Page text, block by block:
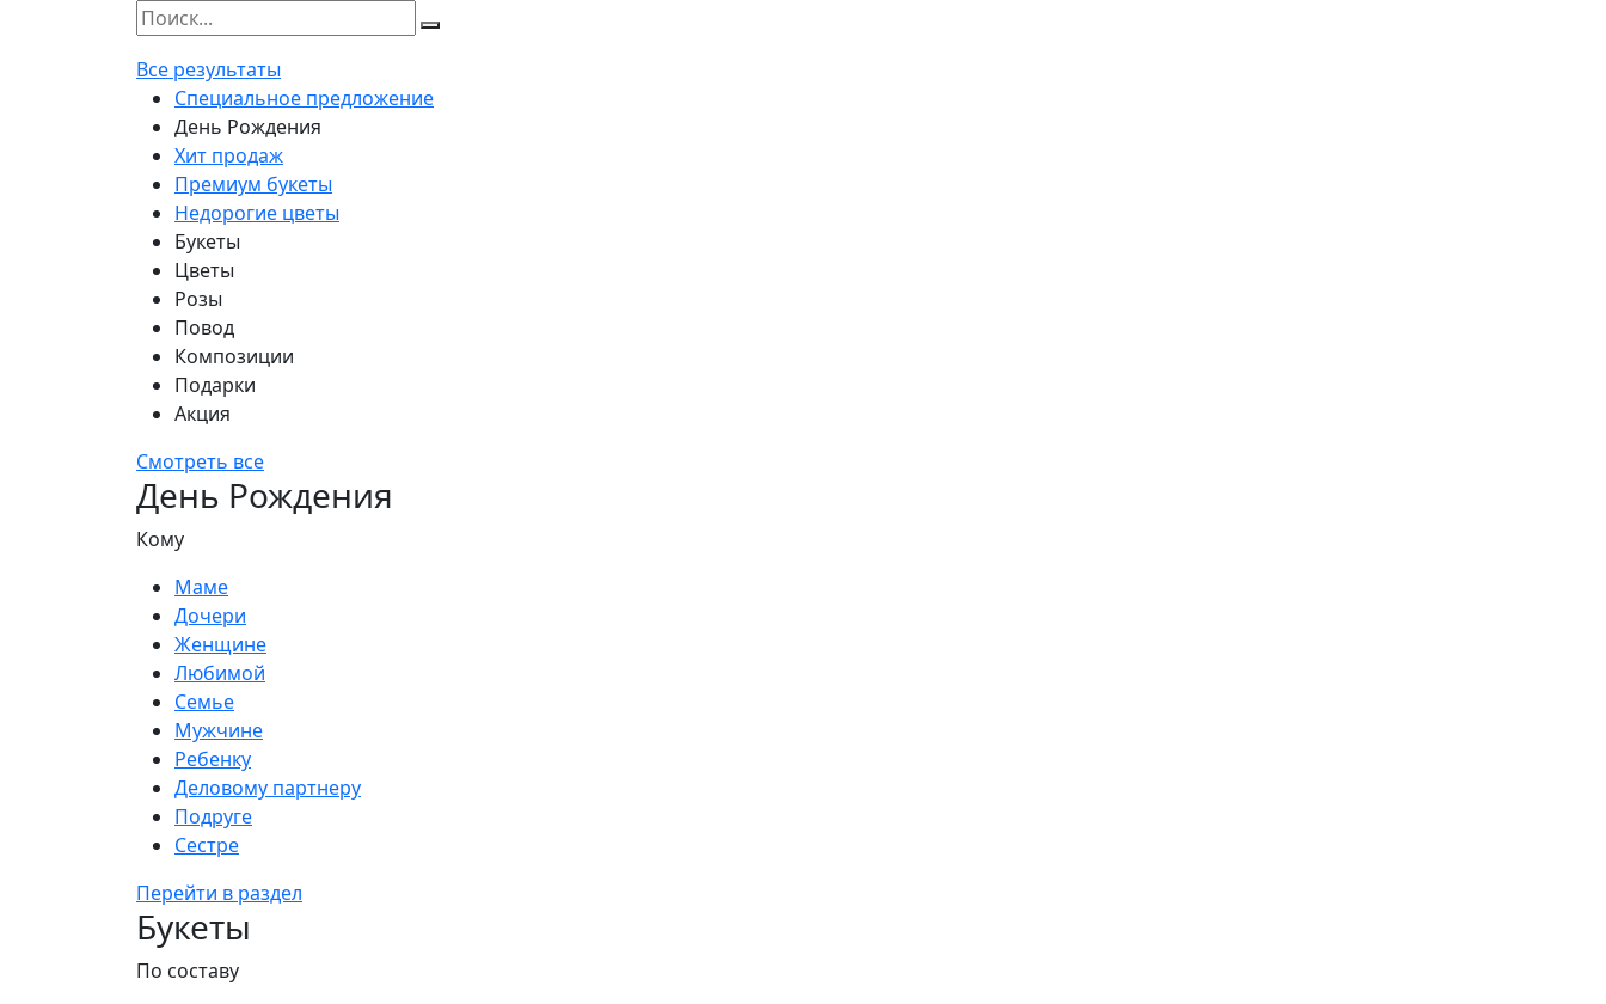
Все результаты
Специальное предложение
День Рождения
Хит продаж
Премиум букеты
Недорогие цветы
Букеты
Цветы
Розы
Повод
Композиции
Подарки
Акция
Смотреть все
День Рождения
Кому
Маме
Дочери
Женщине
Любимой
Семье
Мужчине
Ребенку
Деловому партнеру
Подруге
Сестре
Перейти в раздел
Букеты
По составу